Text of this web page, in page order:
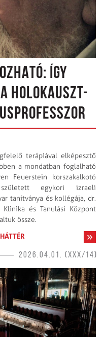
ÍGY
HOLOKAUSZT-
terápiával elképesztő
a mondatban foglalható
Feuerstein korszakalkotó
egykori izraeli
tanítványa és kollégája, dr.
és Tanulási Központ
össze.
HÁTTÉR
2026.04.01. (XXX/14)